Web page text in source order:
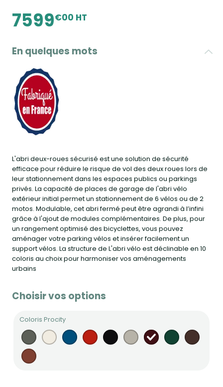
7599€00 HT
En quelques mots
L'abri deux-roues sécurisé est une solution de sécurité
efficace pour réduire le risque de vol des deux roues lors de
leur stationnement dans les espaces publics ou parkings
privés. La capacité de places de garage de l'abri vélo
extérieur initial permet un stationnement de 6 vélos ou de 2
motos. Modulable, cet abri fermé peut être agrandi à l’infini
grâce à l'ajout de modules complémentaires. De plus, pour
un rangement optimisé des bicyclettes, vous pouvez
aménager votre parking vélos et insérer facilement un
support vélos. La structure de L'abri vélo est déclinable en 10
coloris au choix pour harmoniser vos aménagements
urbains
Choisir vos options
Coloris Procity